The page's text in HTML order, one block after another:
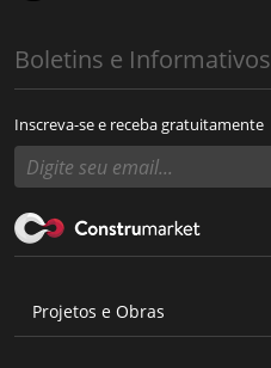
Boletins e Informativos
Inscreva-se e receba gratuitamente
Projetos e Obras